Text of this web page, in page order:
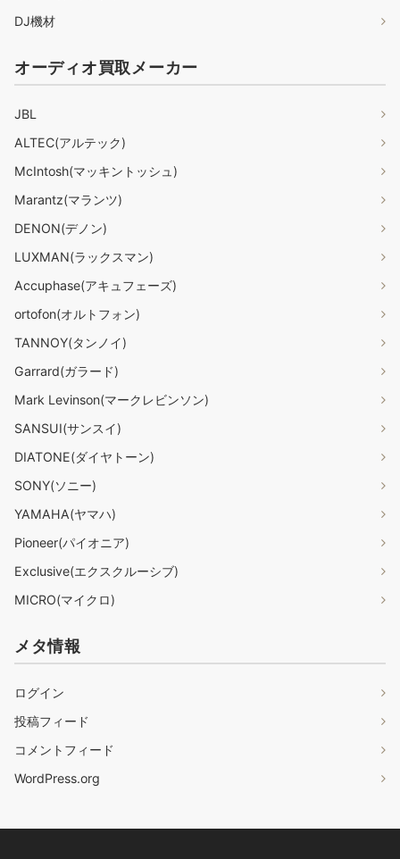
DJ機材
オーディオ買取メーカー
JBL
ALTEC(アルテック)
McIntosh(マッキントッシュ)
Marantz(マランツ)
DENON(デノン)
LUXMAN(ラックスマン)
Accuphase(アキュフェーズ)
ortofon(オルトフォン)
TANNOY(タンノイ)
Garrard(ガラード)
Mark Levinson(マークレビンソン)
SANSUI(サンスイ)
DIATONE(ダイヤトーン)
SONY(ソニー)
YAMAHA(ヤマハ)
Pioneer(パイオニア)
Exclusive(エクスクルーシブ)
MICRO(マイクロ)
メタ情報
ログイン
投稿フィード
コメントフィード
WordPress.org